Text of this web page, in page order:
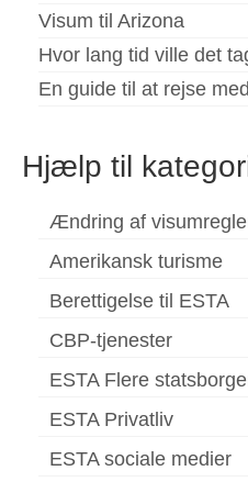
Visum til Arizona
Hvor lang tid ville det
En guide til at rejse
Hjælp til
Ændring af
Amerikansk turisme
Berettigelse til ESTA
CBP-tjenester
ESTA Flere
ESTA Privatliv
ESTA sociale medier